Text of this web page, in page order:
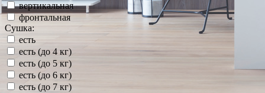
вертикальная
фронтальная
Сушка:
есть
есть (до 4 кг)
есть (до 5 кг)
есть (до 6 кг)
есть (до 7 кг)